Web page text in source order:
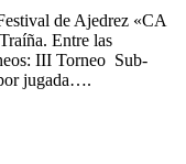
de Ajedrez «CA
Entre las
III Torneo Sub-
jugada….